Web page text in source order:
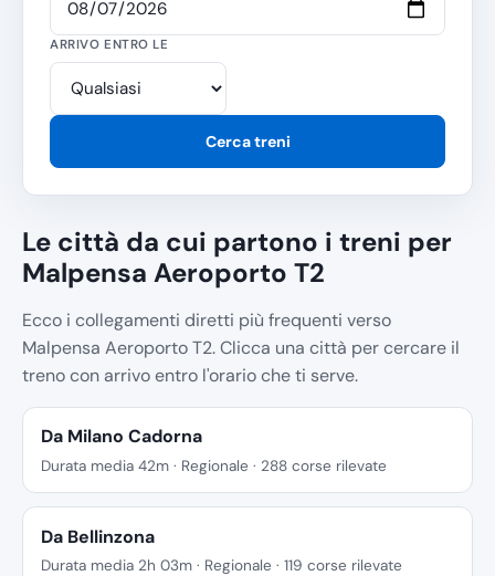
ARRIVO ENTRO LE
Cerca treni
Le città da cui partono i treni per
Malpensa Aeroporto T2
Ecco i collegamenti diretti più frequenti verso
Malpensa Aeroporto T2. Clicca una città per cercare il
treno con arrivo entro l'orario che ti serve.
Da Milano Cadorna
Durata media 42m · Regionale · 288 corse rilevate
Da Bellinzona
Durata media 2h 03m · Regionale · 119 corse rilevate